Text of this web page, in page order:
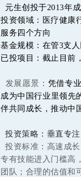
元生创投于2013年
投资领域：医疗健康
服务四个方向
基金规模：在管3支
已投项目：截止目前
发展愿景： 凭借专
成为中国行业里领先
伴共同成长，推动中
投资策略：垂直专
投资标准：高速成
专有技能进入门槛高
团队；合理的估值和